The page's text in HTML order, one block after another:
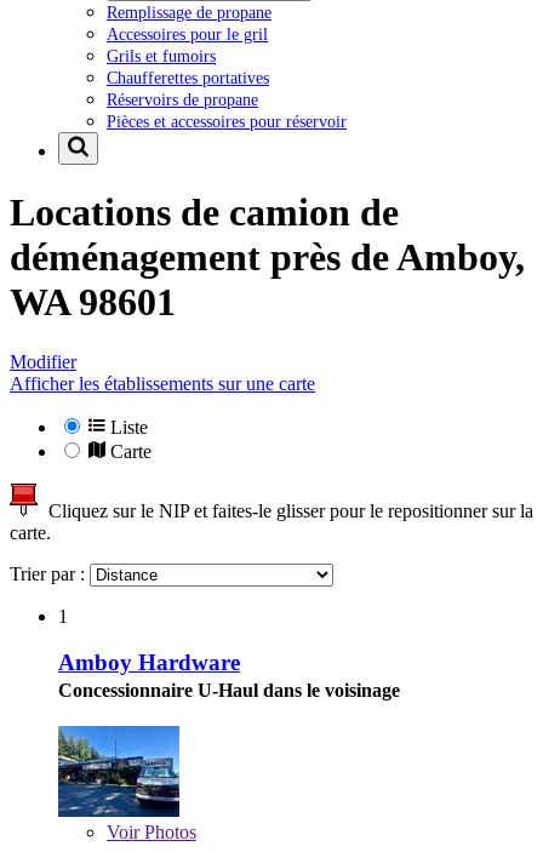
Remplissage de propane
Accessoires pour le gril
Grils et fumoirs
Chaufferettes portatives
Réservoirs de propane
Pièces et accessoires pour réservoir
Locations de camion de
déménagement près deAmboy,
WA 98601
Modifier
Afficher les établissements sur une carte
Liste
Carte
Cliquez sur le NIP et faites-le glisser pour le repositionner sur la
carte.
Trier par :
1
Amboy Hardware
Concessionnaire U-Haul dans le voisinage
VoirPhotos